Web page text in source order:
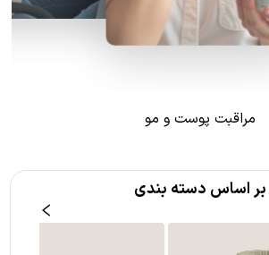
مراقبت پوست و مو
بر اساس دسته بندی